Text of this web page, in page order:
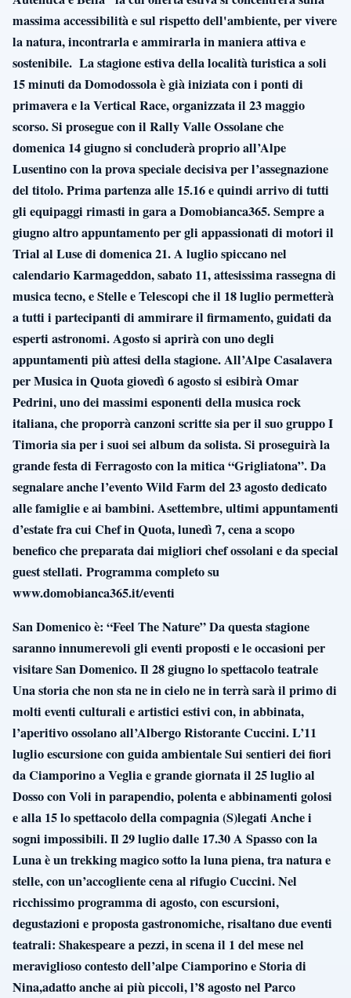
massima accessibilità e sul rispetto dell'ambiente, per vivere
la natura, incontrarla e ammirarla in maniera attiva e
sostenibile. La stagione estiva della località turistica a soli
15 minuti da Domodossola è già iniziata con i ponti di
primavera e la Vertical Race, organizzata il 23 maggio
scorso. Si prosegue con il Rally Valle Ossolane che
domenica 14 giugno si concluderà proprio all’Alpe
Lusentino con la prova speciale decisiva per l’assegnazione
del titolo. Prima partenza alle 15.16 e quindi arrivo di tutti
gli equipaggi rimasti in gara a Domobianca365. Sempre a
giugno altro appuntamento per gli appassionati di motori il
Trial al Luse di domenica 21. A luglio spiccano nel
calendario Karmageddon, sabato 11, attesissima rassegna di
musica tecno, e Stelle e Telescopi che il 18 luglio permetterà
a tutti i partecipanti di ammirare il firmamento, guidati da
esperti astronomi. Agosto si aprirà con uno degli
appuntamenti più attesi della stagione. All’Alpe Casalavera
per Musica in Quota giovedì 6 agosto si esibirà Omar
Pedrini, uno dei massimi esponenti della musica rock
italiana, che proporrà canzoni scritte sia per il suo gruppo I
Timoria sia per i suoi sei album da solista. Si proseguirà la
grande festa di Ferragosto con la mitica “Grigliatona”. Da
segnalare anche l’evento Wild Farm del 23 agosto dedicato
alle famiglie e ai bambini. Asettembre, ultimi appuntamenti
d’estate fra cui Chef in Quota, lunedì 7, cena a scopo
benefico che preparata dai migliori chef ossolani e da special
guest stellati. Programma completo su
www.domobianca365.it/eventi
San Domenico è: “Feel The Nature” Da questa stagione
saranno innumerevoli gli eventi proposti e le occasioni per
visitare San Domenico. Il 28 giugno lo spettacolo teatrale
Una storia che non sta ne in cielo ne in terrà sarà il primo di
molti eventi culturali e artistici estivi con, in abbinata,
l’aperitivo ossolano all’Albergo Ristorante Cuccini. L’11
luglio escursione con guida ambientale Sui sentieri dei fiori
da Ciamporino a Veglia e grande giornata il 25 luglio al
Dosso con Voli in parapendio, polenta e abbinamenti golosi
e alla 15 lo spettacolo della compagnia (S)legati Anche i
sogni impossibili. Il 29 luglio dalle 17.30 A Spasso con la
Luna è un trekking magico sotto la luna piena, tra natura e
stelle, con un’accogliente cena al rifugio Cuccini. Nel
ricchissimo programma di agosto, con escursioni,
degustazioni e proposta gastronomiche, risaltano due eventi
teatrali: Shakespeare a pezzi, in scena il 1 del mese nel
meraviglioso contesto dell’alpe Ciamporino e Storia di
Nina,adatto anche ai più piccoli, l’8 agosto nel Parco